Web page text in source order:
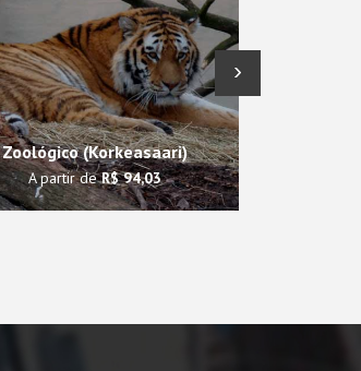
Zoológico (Korkeasaari)
A partir deR$ 94,03
›